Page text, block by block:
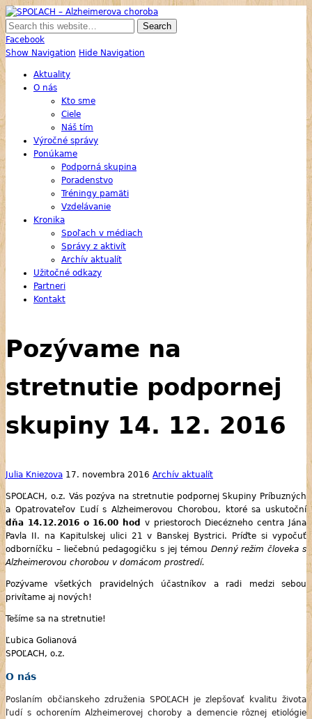
Skupina Príbuzných a Opatrovateľov Ľudí s Alzheimerovou Chorobou
Facebook
Show Navigation Hide Navigation
Aktuality
O nás
Kto sme
Ciele
Náš tím
Výročné správy
Ponúkame
Podporná skupina
Poradenstvo
Tréningy pamäti
Vzdelávanie
Kronika
Spoľach v médiach
Správy z aktivít
Archív aktualít
Užitočné odkazy
Partneri
Kontakt
Pozývame na
stretnutie podpornej
skupiny 14. 12. 2016
Julia Kniezova 17. novembra 2016 Archív aktualít
SPOĽACH, o.z. Vás pozýva na stretnutie podpornej Skupiny Príbuzných
a Opatrovateľov Ľudí s Alzheimerovou Chorobou, ktoré sa uskutoční
dňa 14.12.2016 o 16.00 hod
v priestoroch Diecézneho centra Jána
Pavla II. na Kapitulskej ulici 21 v Banskej Bystrici. Príďte si vypočuť
odborníčku – liečebnú pedagogičku s jej témou Denný režim človeka s
Alzheimerovou chorobou v domácom prostredí.
Pozývame všetkých pravidelných účastníkov a radi medzi sebou
privítame aj nových!
Tešíme sa na stretnutie!
Ľubica Golianová
SPOĽACH, o.z.
O nás
Poslaním občianskeho združenia SPOĽACH je zlepšovať kvalitu života
ľudí s ochorením Alzheimerovej choroby a demencie rôznej etiológie